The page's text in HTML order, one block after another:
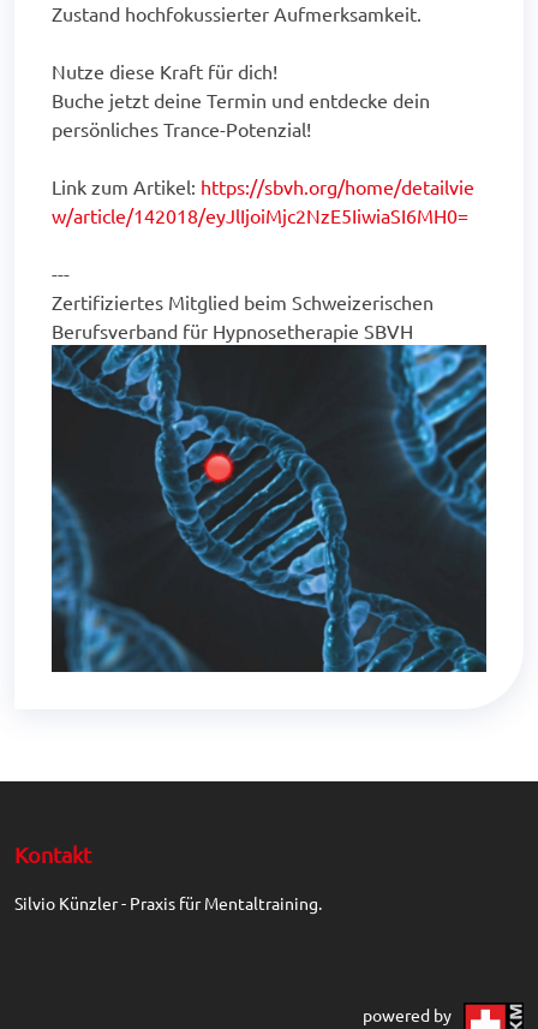
Zustand hochfokussierter Aufmerksamkeit.
Nutze diese Kraft für dich!
Buche jetzt deine Termin und entdecke dein
persönliches Trance-Potenzial!
Link zum Artikel: https://sbvh.org/home/detailvie
w/article/142018/eyJlIjoiMjc2NzE5IiwiaSI6MH0=
---
Zertifiziertes Mitglied beim Schweizerischen
Berufsverband für Hypnosetherapie SBVH
Kontakt
Silvio Künzler - Praxis für Mentaltraining.
powered by